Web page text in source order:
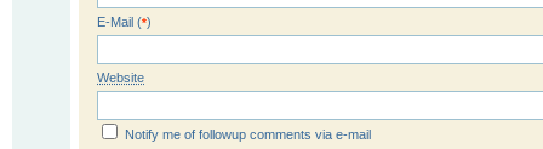
E-Mail (*)
Website
Notify me of followup comments via e-mail